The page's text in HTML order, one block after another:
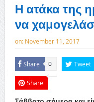
Η ατάκα της
να
on: November 11, 2017
Share 0 Tweet
Share